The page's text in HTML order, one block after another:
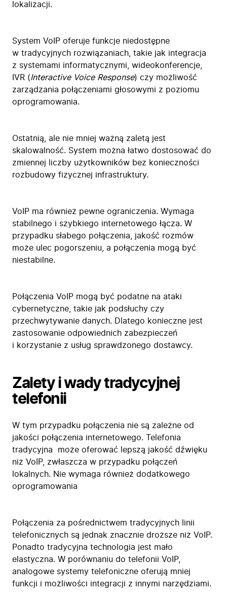
Firma
Produkty
lokalizacji.
System VoIP oferuje funkcje niedostępne
w tradycyjnych rozwiązaniach, takie jak integracja
z systemami informatycznymi, wideokonferencje,
IVR (Interactive Voice Response) czy możliwość
zarządzania połączeniami głosowymi z poziomu
oprogramowania.
Ostatnią, ale nie mniej ważną zaletą jest
skalowalność. System można łatwo dostosować do
zmiennej liczby użytkowników bez konieczności
rozbudowy fizycznej infrastruktury.
VoIP ma również pewne ograniczenia. Wymaga
stabilnego i szybkiego internetowego łącza. W
przypadku słabego połączenia, jakość rozmów
może ulec pogorszeniu, a połączenia mogą być
niestabilne.
Połączenia VoIP mogą być podatne na ataki
cybernetyczne, takie jak podsłuchy czy
przechwytywanie danych. Dlatego konieczne jest
zastosowanie odpowiednich zabezpieczeń
i korzystanie z usług sprawdzonego dostawcy.
Zalety i wady tradycyjnej
telefonii
W tym przypadku połączenia nie są zależne od
jakości połączenia internetowego. Telefonia
tradycyjna może oferować lepszą jakość dźwięku
niż VoIP, zwłaszcza w przypadku połączeń
lokalnych. Nie wymaga również dodatkowego
oprogramowania
Połączenia za pośrednictwem tradycyjnych linii
telefonicznych są jednak znacznie droższe niż VoIP.
Ponadto tradycyjna technologia jest mało
elastyczna. W porównaniu do telefonii VoIP,
analogowe systemy telefoniczne oferują mniej
funkcji i możliwości integracji z innymi narzędziami.